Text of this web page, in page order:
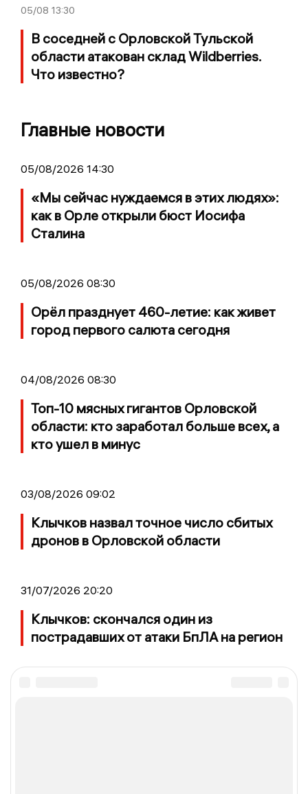
05/08 13:30
В соседней с Орловской Тульской
области атакован склад Wildberries.
Что известно?
Главные новости
05/08/2026 14:30
«Мы сейчас нуждаемся в этих людях»:
как в Орле открыли бюст Иосифа
Сталина
05/08/2026 08:30
Орёл празднует 460-летие: как живет
город первого салюта сегодня
04/08/2026 08:30
Топ-10 мясных гигантов Орловской
области: кто заработал больше всех, а
кто ушел в минус
03/08/2026 09:02
Клычков назвал точное число сбитых
дронов в Орловской области
31/07/2026 20:20
Клычков: скончался один из
пострадавших от атаки БпЛА на регион